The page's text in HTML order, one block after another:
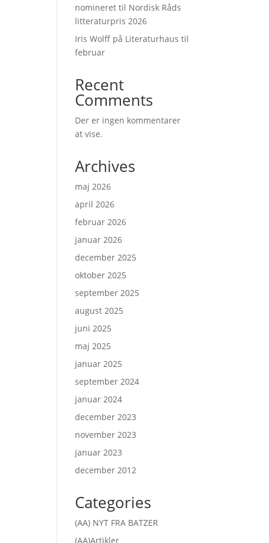
nomineret til Nordisk Råds
litteraturpris 2026
Iris Wolff på Literaturhaus til
februar
Recent
Comments
Der er ingen kommentarer
at vise.
Archives
maj 2026
april 2026
februar 2026
januar 2026
december 2025
oktober 2025
september 2025
august 2025
juni 2025
maj 2025
januar 2025
september 2024
januar 2024
december 2023
november 2023
januar 2023
december 2012
Categories
(AA) NYT FRA BATZER
(AA)Artikler